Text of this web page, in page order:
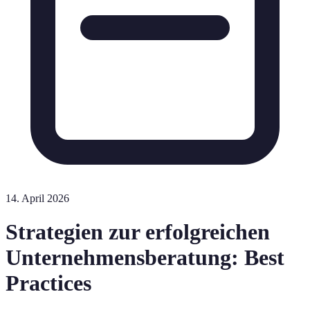
14. April 2026
Strategien zur erfolgreichen
Unternehmensberatung: Best
Practices